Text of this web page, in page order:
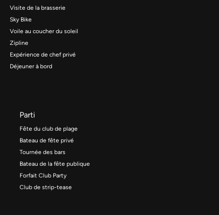
Visite de la brasserie
Sky Bike
Voile au coucher du soleil
Zipline
Expérience de chef privé
Déjeuner à bord
Parti
Fête du club de plage
Bateau de fête privé
Tournée des bars
Bateau de la fête publique
Forfait Club Party
Club de strip-tease